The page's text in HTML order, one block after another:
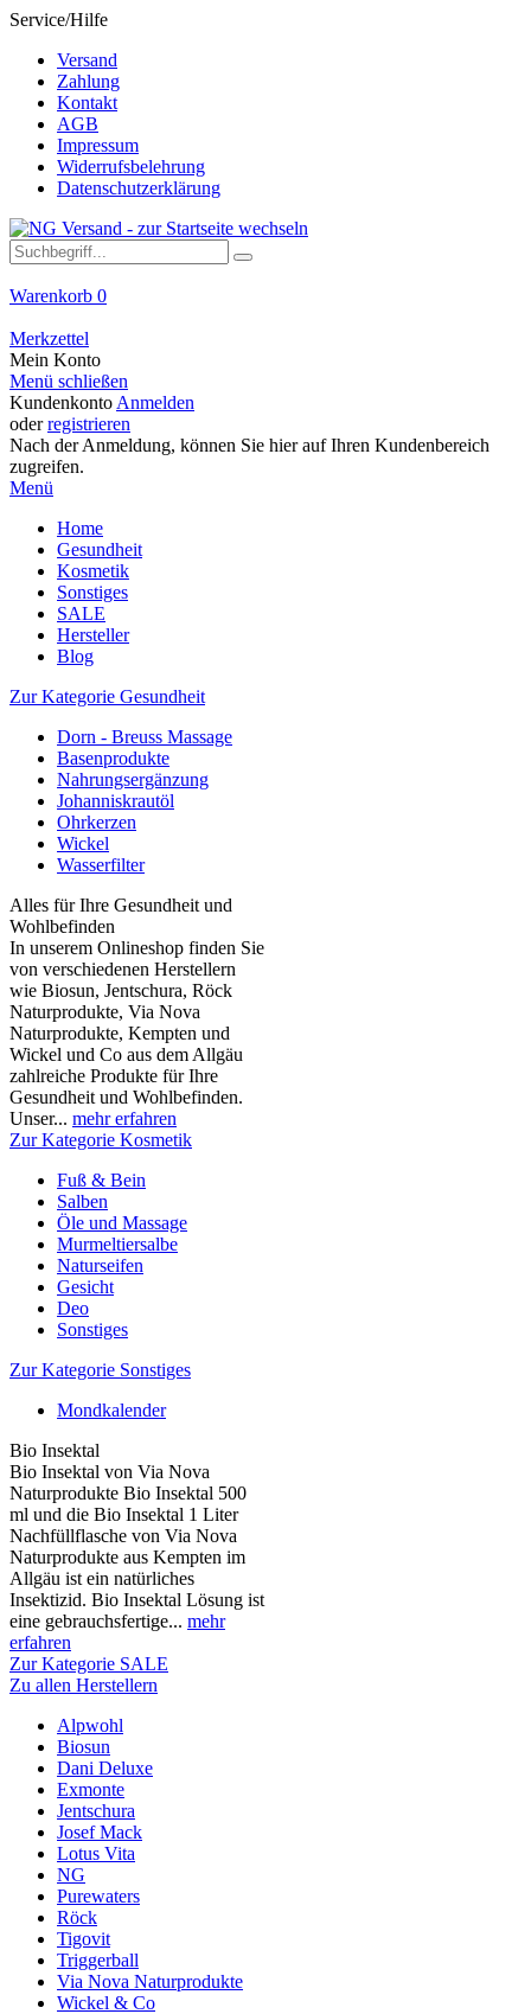
Service/Hilfe
Versand
Zahlung
Kontakt
AGB
Impressum
Widerrufsbelehrung
Datenschutzerklärung
Warenkorb 0
Merkzettel
Mein Konto
Menü schließen
Kundenkonto Anmelden
oderregistrieren
Nach der Anmeldung, können Sie hier auf Ihren Kundenbereich
zugreifen.
Menü
Home
Gesundheit
Kosmetik
Sonstiges
SALE
Hersteller
Blog
Zur Kategorie Gesundheit
Dorn - Breuss Massage
Basenprodukte
Nahrungsergänzung
Johanniskrautöl
Ohrkerzen
Wickel
Wasserfilter
Alles für Ihre Gesundheit und
Wohlbefinden
In unserem Onlineshop finden Sie
von verschiedenen Herstellern
wie Biosun, Jentschura, Röck
Naturprodukte, Via Nova
Naturprodukte, Kempten und
Wickel und Co aus dem Allgäu
zahlreiche Produkte für Ihre
Gesundheit und Wohlbefinden.
Unser... mehr erfahren
Zur Kategorie Kosmetik
Fuß & Bein
Salben
Öle und Massage
Murmeltiersalbe
Naturseifen
Gesicht
Deo
Sonstiges
Zur Kategorie Sonstiges
Mondkalender
Bio Insektal
Bio Insektal von Via Nova
Naturprodukte Bio Insektal 500
ml und die Bio Insektal 1 Liter
Nachfüllflasche von Via Nova
Naturprodukte aus Kempten im
Allgäu ist ein natürliches
Insektizid. Bio Insektal Lösung ist
eine gebrauchsfertige... mehr
erfahren
Zur Kategorie SALE
Zu allen Herstellern
Alpwohl
Biosun
Dani Deluxe
Exmonte
Jentschura
Josef Mack
Lotus Vita
NG
Purewaters
Röck
Tigovit
Triggerball
Via Nova Naturprodukte
Wickel & Co